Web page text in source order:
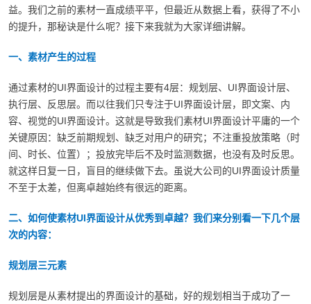
益。我们之前的素材一直成绩平平，但最近从数据上看，获得了不小
的提升，那秘诀是什么呢？接下来我就为大家详细讲解。
一、素材产生的过程
通过素材的UI界面设计的过程主要有4层：规划层、UI界面设计层、
执行层、反思层。而以往我们只专注于UI界面设计层，即文案、内
容、视觉的UI界面设计。这就是导致我们素材UI界面设计平庸的一个
关键原因：缺乏前期规划、缺乏对用户的研究；不注重投放策略（时
间、时长、位置）；投放完毕后不及时监测数据，也没有及时反思。
就这样日复一日，盲目的继续做下去。虽说大公司的UI界面设计质量
不至于太差，但离卓越始终有很远的距离。
二、如何使素材UI界面设计从优秀到卓越？我们来分别看一下几个层
次的内容：
规划层三元素
规划层是从素材提出的界面设计的基础，好的规划相当于成功了一